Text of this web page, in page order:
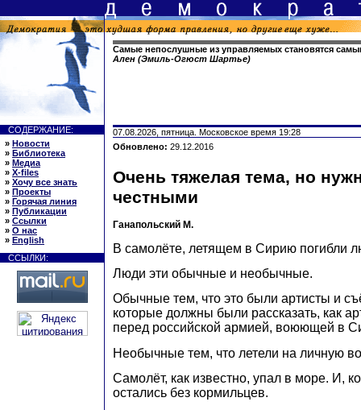
Самые непослушные из управляемых становятся
Ален (Эмиль-Огюст Шартье)
СОДЕРЖАНИЕ:
» Новости
» Библиотека
» Медиа
» X-files
» Хочу все знать
» Проекты
» Горячая линия
» Публикации
» Ссылки
» О нас
» English
ССЫЛКИ:
07.08.2026, пятница. Московское время 19:28
Обновлено: 29.12.2016
Очень тяжелая тема, но
честными
Ганапольский М.
В самолёте, летящем в Сирию погибли
Люди эти обычные и необычные.
Обычные тем, что это были артисты и
которые должны были рассказать, как
перед российской армией, воюющей в
Необычные тем, что летели на личную
Самолёт, как известно, упал в море. И,
остались без кормильцев.